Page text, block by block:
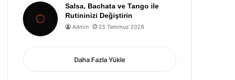
Salsa, Bachata ve Tango ile
Rutininizi Değiştirin
Admin 25 Temmuz 2026
Daha Fazla Yükle